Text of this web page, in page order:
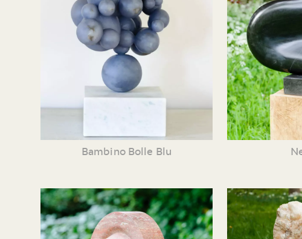
Bambino Bolle Blu